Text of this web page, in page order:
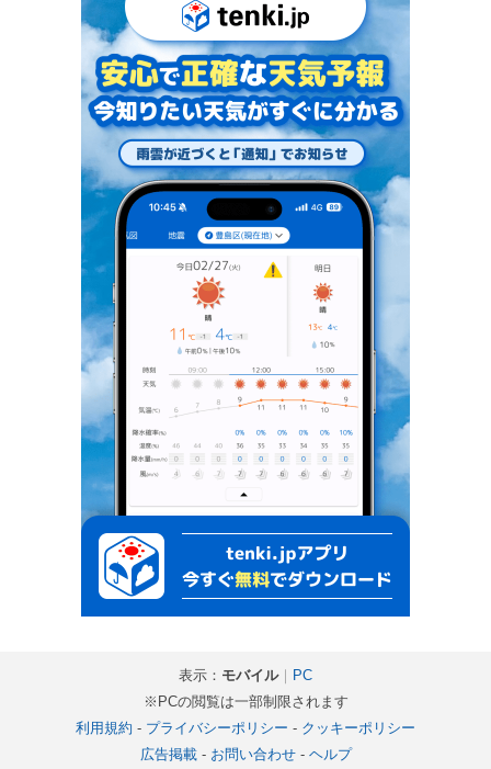
表示： モバイル｜ PC
※PCの閲覧は一部制限されます
利用規約 - プライバシーポリシー - クッキーポリシー
広告掲載- お問い合わせ- ヘルプ